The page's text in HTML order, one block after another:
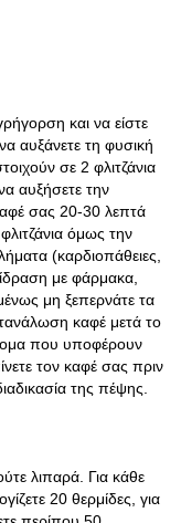
και να είστε
αυξάνετε τη φυσική
σε 2 φλιτζάνια
να αυξήσετε την
σας 20-30 λεπτά
όμως την
(καρδιοπάθειες,
με φάρμακα,
μη ξεπερνάτε τα
καφέ μετά το
που υποφέρουν
τον καφέ σας πριν
της πέψης.
λιπαρά. Για κάθε
20 θερμίδες, για